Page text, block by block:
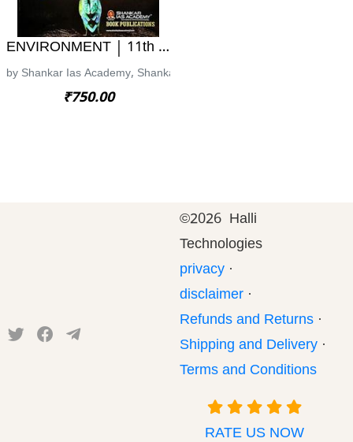
| ಎರಡನೇ ಮುದ್ರಣ
Chiguru Bramhastra Question Bank | 20%
ENVIRONMENT | 11th Edtion | Shankar IAS
by Shankar Ias Academy, Shankar IAS Academy Book Publications
₹750.00
©2026 Halli
Technologies
privacy ·
disclaimer ·
Refunds and Returns ·
Shipping and Delivery ·
Terms and Conditions
RATE US NOW